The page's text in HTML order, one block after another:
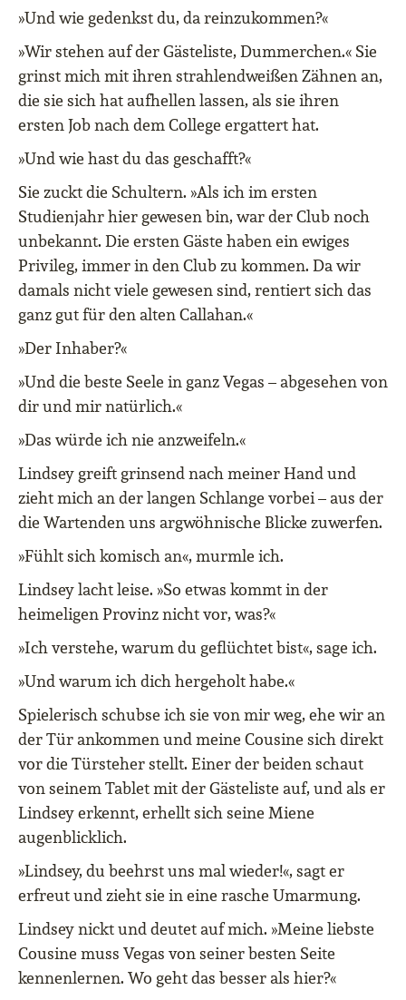
»Und wie gedenkst du, da reinzukommen?«
»Wir stehen auf der Gästeliste, Dummerchen.« Sie
grinst mich mit ihren strahlendweißen Zähnen an,
die sie sich hat aufhellen lassen, als sie ihren
ersten Job nach dem College ergattert hat.
»Und wie hast du das geschafft?«
Sie zuckt die Schultern. »Als ich im ersten
Studienjahr hier gewesen bin, war der Club noch
unbekannt. Die ersten Gäste haben ein ewiges
Privileg, immer in den Club zu kommen. Da wir
damals nicht viele gewesen sind, rentiert sich das
ganz gut für den alten Callahan.«
»Der Inhaber?«
»Und die beste Seele in ganz Vegas – abgesehen von
dir und mir natürlich.«
»Das würde ich nie anzweifeln.«
Lindsey greift grinsend nach meiner Hand und
zieht mich an der langen Schlange vorbei – aus der
die Wartenden uns argwöhnische Blicke zuwerfen.
»Fühlt sich komisch an«, murmle ich.
Lindsey lacht leise. »So etwas kommt in der
heimeligen Provinz nicht vor, was?«
»Ich verstehe, warum du geflüchtet bist«, sage ich.
»Und warum ich dich hergeholt habe.«
Spielerisch schubse ich sie von mir weg, ehe wir an
der Tür ankommen und meine Cousine sich direkt
vor die Türsteher stellt. Einer der beiden schaut
von seinem Tablet mit der Gästeliste auf, und als er
Lindsey erkennt, erhellt sich seine Miene
augenblicklich.
»Lindsey, du beehrst uns mal wieder!«, sagt er
erfreut und zieht sie in eine rasche Umarmung.
Lindsey nickt und deutet auf mich. »Meine liebste
Cousine muss Vegas von seiner besten Seite
kennenlernen. Wo geht das besser als hier?«